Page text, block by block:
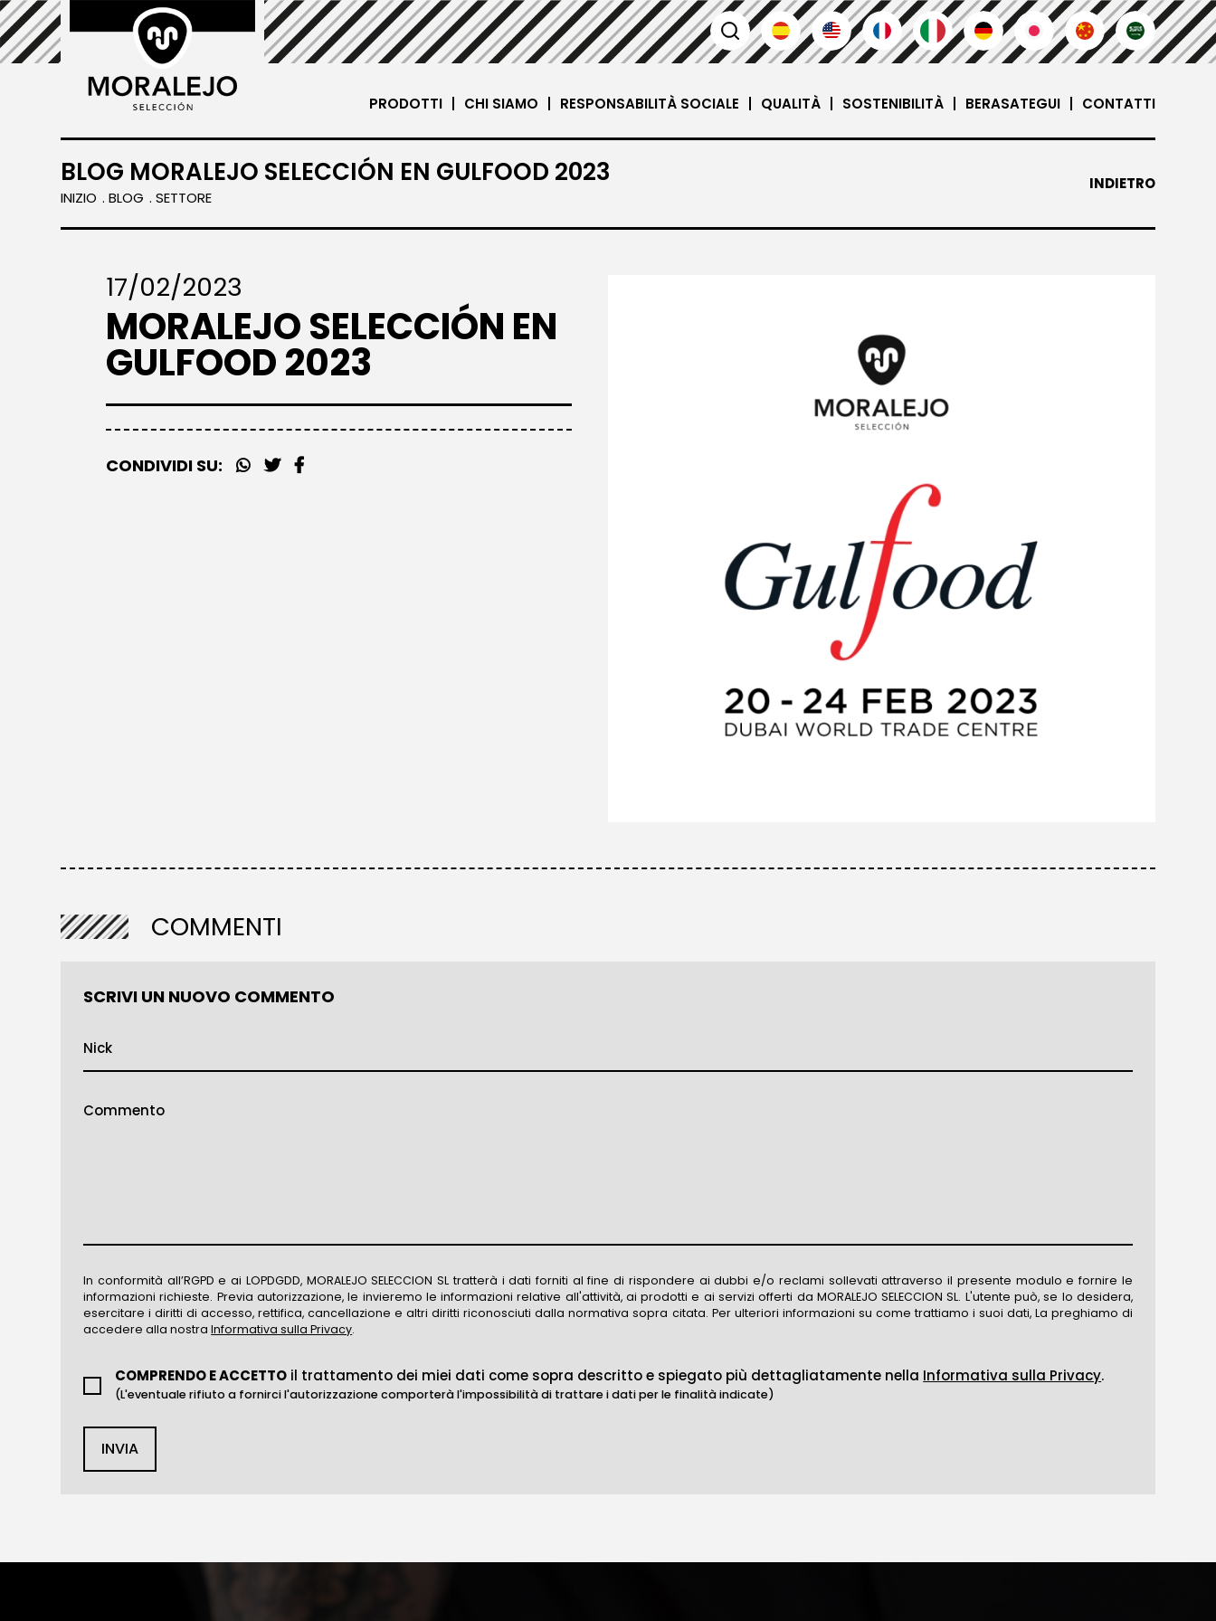
PRODOTTI CHI SIAMO RESPONSABILITÀ SOCIALE QUALITÀ SOSTENIBILITÀ BERASATEGUI CONTATTI
BLOG MORALEJO SELECCIÓN EN GULFOOD 2023
INIZIO BLOG SETTORE
INDIETRO
17/02/2023
MORALEJO SELECCIÓN EN
GULFOOD 2023
CONDIVIDI SU:
COMMENTI
SCRIVI UN NUOVO COMMENTO
In conformità all’RGPD e ai LOPDGDD, MORALEJO SELECCION SL tratterà i dati forniti al fine di rispondere ai dubbi e/o reclami sollevati attraverso il presente modulo e fornire le
informazioni richieste. Previa autorizzazione, le invieremo le informazioni relative all'attività, ai prodotti e ai servizi offerti da MORALEJO SELECCION SL. L'utente può, se lo desidera,
esercitare i diritti di accesso, rettifica, cancellazione e altri diritti riconosciuti dalla normativa sopra citata. Per ulteriori informazioni su come trattiamo i suoi dati, La preghiamo di
accedere alla nostraInformativa sulla Privacy.
COMPRENDO E ACCETTO il trattamento dei miei dati come sopra descritto e spiegato più dettagliatamente nella Informativa sulla Privacy.
(L'eventuale rifiuto a fornirci l'autorizzazione comporterà l'impossibilità di trattare i dati per le finalità indicate)
INVIA